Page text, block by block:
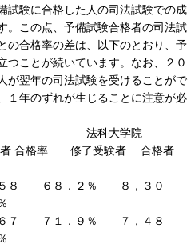
試験に合格した人の司法試験での成
。この点、予備試験合格者の司法試
の合格率の差は、以下のとおり、予
つことが続いています。なお、２０
が翌年の司法試験を受けることがで
１年のずれが生じることに注意が必
法科大学院
率 修了受験者 合格者
６８．２％ ８，３０
７ ７１．９％ ７，４８